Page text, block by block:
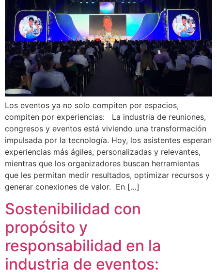
Los eventos ya no solo compiten por espacios,
compiten por experiencias: La industria de reuniones,
congresos y eventos está viviendo una transformación
impulsada por la tecnología. Hoy, los asistentes esperan
experiencias más ágiles, personalizadas y relevantes,
mientras que los organizadores buscan herramientas
que les permitan medir resultados, optimizar recursos y
generar conexiones de valor. En […]
Sostenibilidad con
propósito y
responsabilidad en la
industria de eventos: